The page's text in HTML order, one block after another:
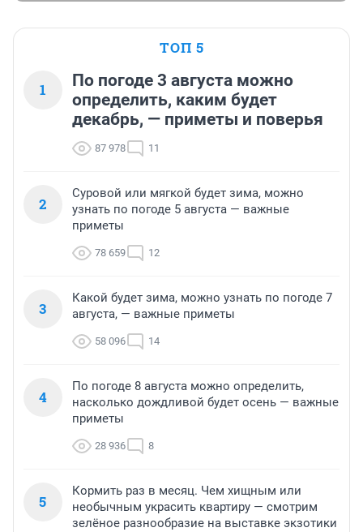
ТОП 5
1
По погоде 3 августа можно
определить, каким будет
декабрь, — приметы и поверья
87 978 11
2
Суровой или мягкой будет зима, можно
узнать по погоде 5 августа — важные
приметы
78 659 12
3
Какой будет зима, можно узнать по погоде 7
августа, — важные приметы
58 096 14
4
По погоде 8 августа можно определить,
насколько дождливой будет осень — важные
приметы
28 936 8
5
Кормить раз в месяц. Чем хищным или
необычным украсить квартиру — смотрим
зелёное разнообразие на выставке экзотики